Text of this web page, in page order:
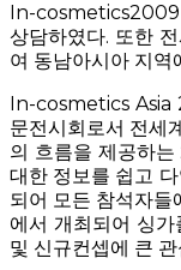
In-cosmetics2009
상담하였다. 또한
여 동남아시아 지역
In-cosmetics Asia
문전시회로서 전세
의 흐름을 제공하
대한 정보를 쉽고
되어 모든 참석자들
에서 개최되어 싱
및 신규컨셉에 큰